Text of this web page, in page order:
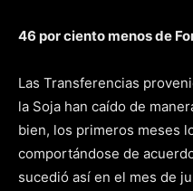
46 por ciento menos de
Las Transferencias
la Soja han caído de
bien, los primeros meses
comportándose de
sucedió así en el mes de